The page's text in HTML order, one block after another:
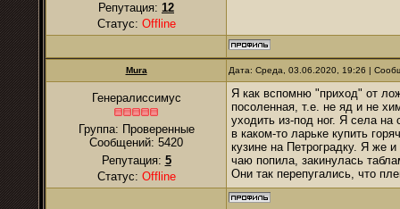
Репутация: 12
Статус: Offline
Mura Дата: Среда, 03.06.2020, 19:26 |
Генералиссимус
Группа: Проверенные
Сообщений: 5420
Репутация: 5
Статус: Offline
Я как вспомню "приход" от
посоленная, т.е. не яд и не
уходить из-под ног. Я села
в каком-то ларьке купить
кузине на Петроградку. Я же
чаю попила, закинулась
Они так перепугались, что